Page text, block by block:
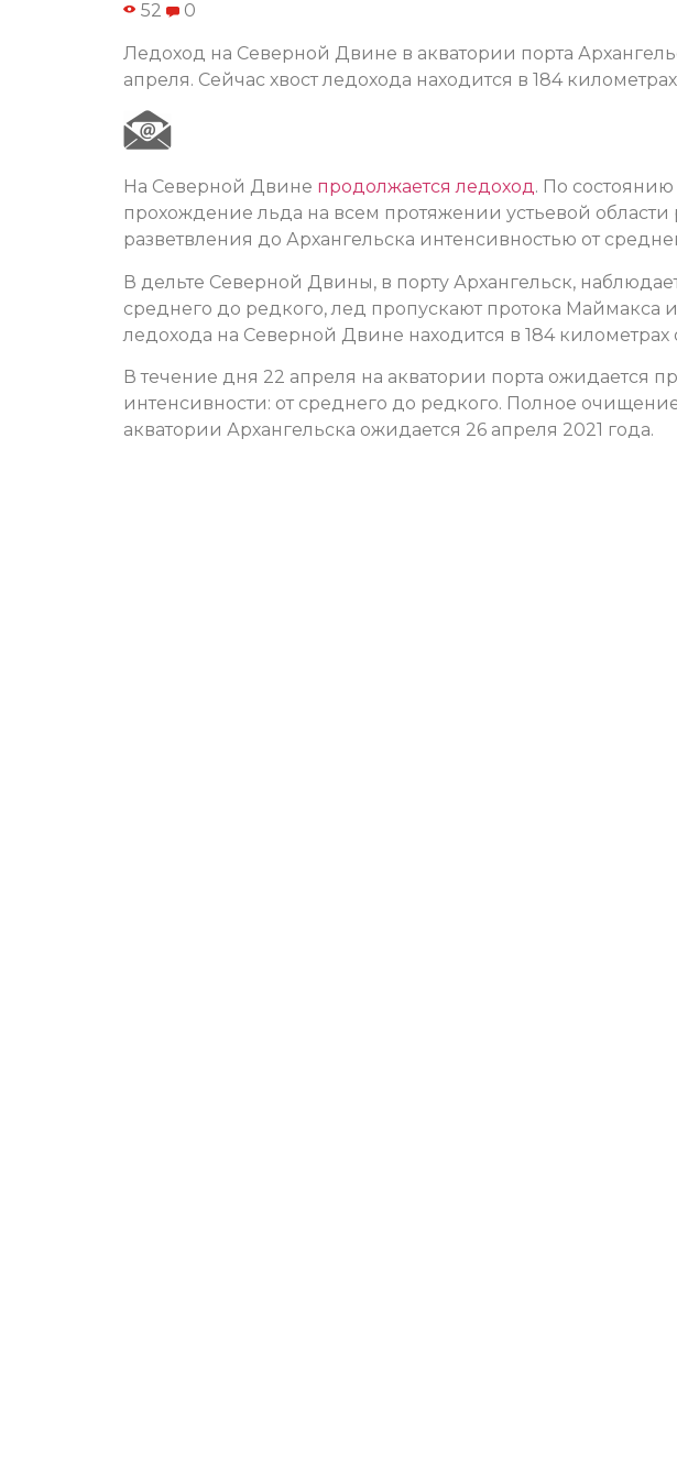
52 0
Ледоход на Северной Двине в акватории порта
апреля. Сейчас хвост ледохода находится в 184
На Северной Двине продолжается ледоход. По состоянию
прохождение льда на всем протяжении устьевой области
разветвления до Архангельска интенсивностью от
В дельте Северной Двины, в порту Архангельск,
среднего до редкого, лед пропускают протока Маймакса
ледохода на Северной Двине находится в 184 километрах
В течение дня 22 апреля на акватории порта ожидается
интенсивности: от среднего до редкого. Полное
акватории Архангельска ожидается 26 апреля 2021 года.